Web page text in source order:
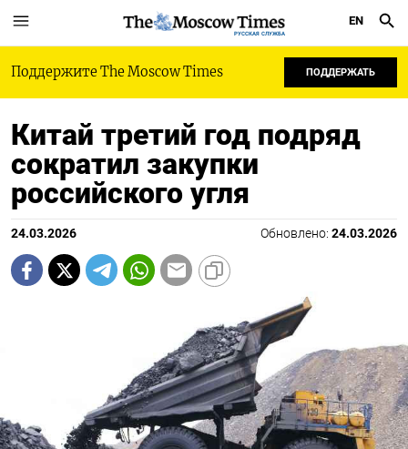
РУССКАЯ СЛУЖБА
EN
Поддержите The Moscow Times ПОДДЕРЖАТЬ
Китай третий год подряд
сократил закупки
российского угля
24.03.2026 Обновлено: 24.03.2026